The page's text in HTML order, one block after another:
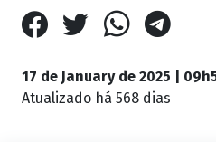
17 de January de 2025 |
Atualizado há 568 dias